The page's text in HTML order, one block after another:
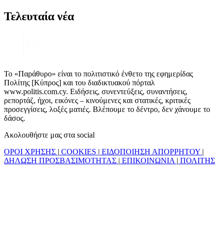
Τελευταία νέα
Το «Παράθυρο» είναι το πολιτιστικό ένθετο της εφημερίδας
Πολίτης [Κύπρος] και του διαδικτυακού πόρταλ
www.politis.com.cy. Ειδήσεις, συνεντεύξεις, συναντήσεις,
ρεπορτάζ, ήχοι, εικόνες – κινούμενες και στατικές, κριτικές
προσεγγίσεις, λοξές ματιές. Βλέπουμε το δέντρο, δεν χάνουμε το
δάσος.
Ακολουθήστε μας στα social
ΟΡΟΙ ΧΡΗΣΗΣ | COOKIES | ΕΙΔΟΠΟΙΗΣΗ ΑΠΟΡΡΗΤΟΥ |
ΔΗΛΩΣΗ ΠΡΟΣΒΑΣΙΜΟΤΗΤΑΣ | ΕΠΙΚΟΙΝΩΝΙΑ | ΠΟΛΙΤΗΣ